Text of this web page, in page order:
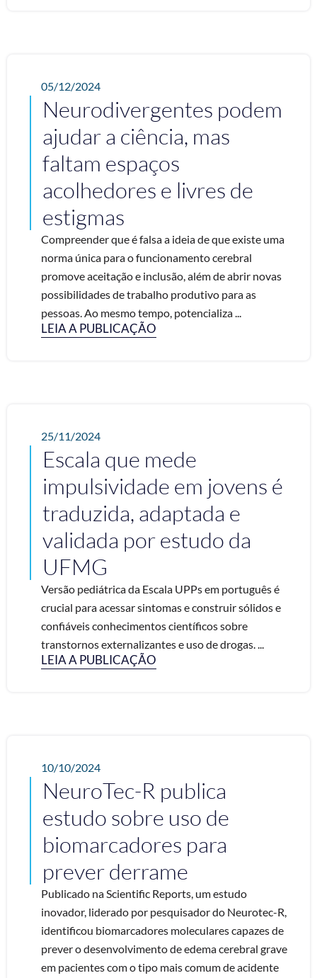
05/12/2024
Neurodivergentes podem
ajudar a ciência, mas
faltam espaços
acolhedores e livres de
estigmas
Compreender que é falsa a ideia de que existe uma
norma única para o funcionamento cerebral
promove aceitação e inclusão, além de abrir novas
possibilidades de trabalho produtivo para as
pessoas. Ao mesmo tempo, potencializa ...
LEIA A PUBLICAÇÃO
25/11/2024
Escala que mede
impulsividade em jovens é
traduzida, adaptada e
validada por estudo da
UFMG
Versão pediátrica da Escala UPPs em português é
crucial para acessar sintomas e construir sólidos e
confiáveis conhecimentos científicos sobre
transtornos externalizantes e uso de drogas. ...
LEIA A PUBLICAÇÃO
10/10/2024
NeuroTec-R publica
estudo sobre uso de
biomarcadores para
prever derrame
Publicado na Scientific Reports, um estudo
inovador, liderado por pesquisador do Neurotec-R,
identificou biomarcadores moleculares capazes de
prever o desenvolvimento de edema cerebral grave
em pacientes com o tipo mais comum de acidente